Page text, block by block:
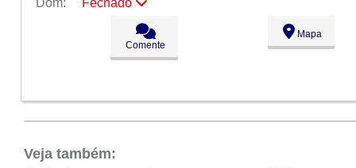
09:00 - 18:00
09:00 - 18:00
09:00 - 18:00
Comente
Mapa
Veja também: